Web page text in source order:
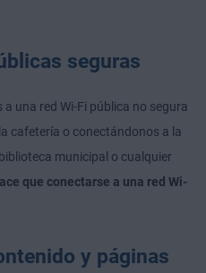
seguras
una red Wi-Fi pública no segura
cafetería o conectándonos a la
municipal o cualquier
que conectarse a una red Wi-
y páginas